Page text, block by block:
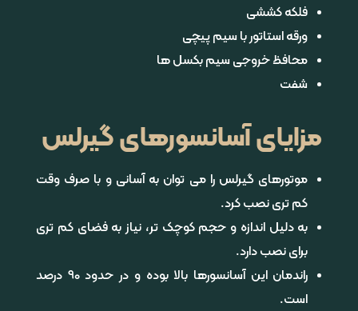
فلکه کششی
ورقه استاتور با سیم پیچی
محافظ خروجی سیم بکسل ها
شفت
مزایای آسانسورهای گیرلس
موتورهای گیرلس را می توان به آسانی و با صرف وقت
کم تری نصب کرد.
به دلیل اندازه و حجم کوچک تر، نیاز به فضای کم تری
برای نصب دارد.
راندمان این آسانسورها بالا بوده و در حدود 90 درصد
است.